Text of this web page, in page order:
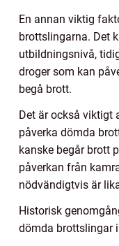
En annan viktig
brottslingarna. Det
utbildningsnivå,
droger som kan
begå brott.
Det är också viktigt
påverka dömda
kanske begår brott
påverkan från
nödvändigtvis är
Historisk
dömda brottslingar